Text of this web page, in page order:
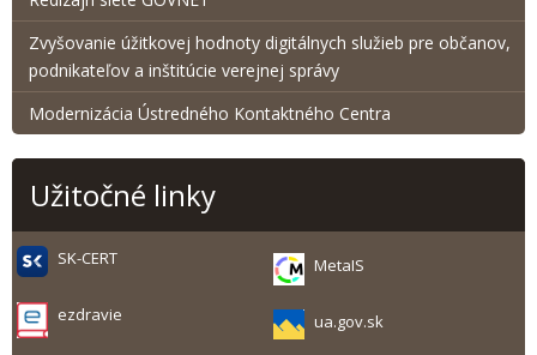
Zvyšovanie úžitkovej hodnoty digitálnych služieb pre občanov,
podnikateľov a inštitúcie verejnej správy
Modernizácia Ústredného Kontaktného Centra
Užitočné linky
SK-CERT MetaIS
ezdravie ua.gov.sk